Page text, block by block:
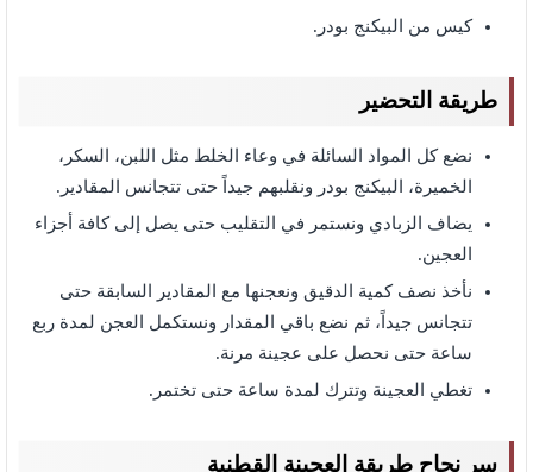
كيس من البيكنج بودر.
طريقة التحضير
نضع كل المواد السائلة في وعاء الخلط مثل اللبن، السكر،
الخميرة، البيكنج بودر ونقلبهم جيداً حتى تتجانس المقادير.
يضاف الزبادي ونستمر في التقليب حتى يصل إلى كافة أجزاء
العجين.
نأخذ نصف كمية الدقيق ونعجنها مع المقادير السابقة حتى
تتجانس جيداً، ثم نضع باقي المقدار ونستكمل العجن لمدة ربع
ساعة حتى نحصل على عجينة مرنة.
تغطي العجينة وتترك لمدة ساعة حتى تختمر.
سر نجاح طريقة العجينة القطنية